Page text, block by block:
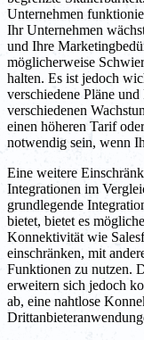
Unternehmen
Ihr Unternehmen
und Ihre
möglicherweise
halten. Es ist jedoch
verschiedene Pläne
verschiedenen
einen höheren Tarif
notwendig sein, wenn
Eine weitere
Integrationen im
grundlegende
bietet, bietet es
Konnektivität wie
einschränken, mit
Funktionen zu nutzen.
erweitern sich jedoch
ab, eine nahtlose